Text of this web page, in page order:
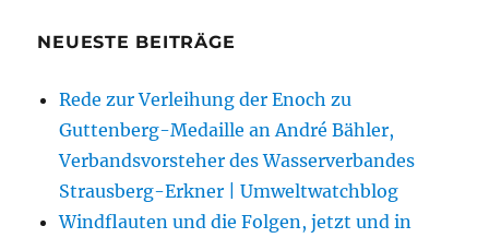
NEUESTE BEITRÄGE
Rede zur Verleihung der Enoch zu
Guttenberg-Medaille an André Bähler,
Verbandsvorsteher des Wasserverbandes
Strausberg-Erkner | Umweltwatchblog
Windflauten und die Folgen, jetzt und in